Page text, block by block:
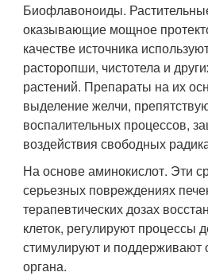
Биофлавоноиды.
оказывающие мощное
качестве источника
расторопши, чистотела и
растений. Препараты на их
выделение желчи,
воспалительных процессов,
воздействия свободных
На основе аминокислот. Эти
серьезных повреждениях
терапевтических дозах
клеток, регулируют процессы
стимулируют и поддерживают
органа.